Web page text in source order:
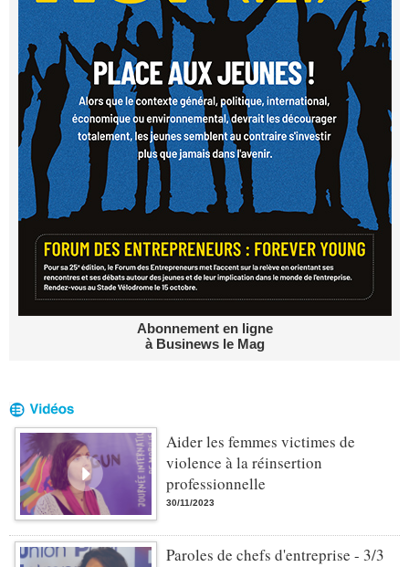
Abonnement en ligne
à Businews le Mag
Aider les femmes victimes de
violence à la réinsertion
professionnelle
30/11/2023
Paroles de chefs d'entreprise - 3/3